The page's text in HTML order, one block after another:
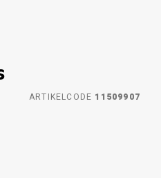
ARTIKELCODE 11509907